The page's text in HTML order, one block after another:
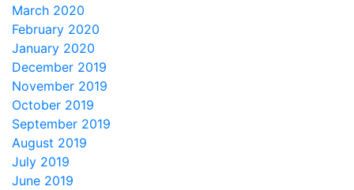
March 2020
February 2020
January 2020
December 2019
November 2019
October 2019
September 2019
August 2019
July 2019
June 2019